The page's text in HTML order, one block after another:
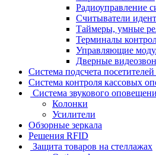
Радиоуправление
Считыватели
Таймеры, умные
Терминалы
Управляющие
Дверные
Система подсчета
Система контроля кассовых
Система звукового
Колонки
Усилители
Обзорные зеркала
Решения RFID
Защита товаров на стеллажах